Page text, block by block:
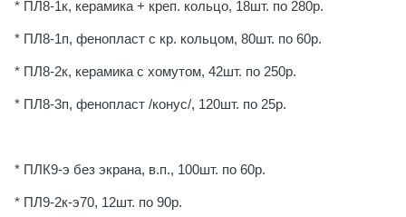
* ПЛ8-1к, керамика + креп. кольцо, 18шт. по 280р.
* ПЛ8-1п, фенопласт с кр. кольцом, 80шт. по 60р.
* ПЛ8-2к, керамика с хомутом, 42шт. по 250р.
* ПЛ8-3п, фенопласт /конус/, 120шт. по 25р.
* ПЛК9-э без экрана, в.п., 100шт. по 60р.
* ПЛ9-2к-э70, 12шт. по 90р.